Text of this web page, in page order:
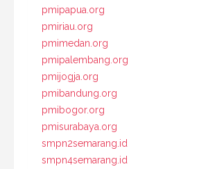
pmipapua.org
pmiriau.org
pmimedan.org
pmipalembang.org
pmijogja.org
pmibandung.org
pmibogor.org
pmisurabaya.org
smpn2semarang.id
smpn4semarang.id